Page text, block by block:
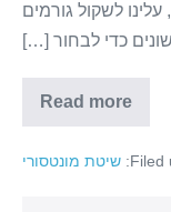
לשקול גורמים
כדי לבחור […]
Read more
Filed שיטת מונטסורי